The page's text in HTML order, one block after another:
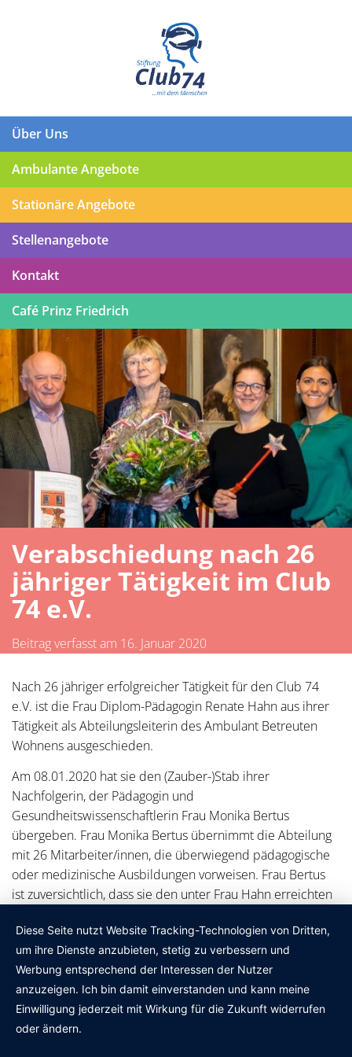
Über Uns
Ambulante Angebote
Stationäre Angebote
Stellenangebote
Kontakt
Café Prinz Friedrich
Verabschiedung nach 26
jähriger Tätigkeit im Club
74 e.V.
Beitrag verfasst am 16. Januar 2020
Nach 26 jähriger erfolgreicher Tätigkeit für den Club 74
e.V. ist die Frau Diplom-Pädagogin Renate Hahn aus ihrer
Tätigkeit als Abteilungsleiterin des Ambulant Betreuten
Wohnens ausgeschieden.
Am 08.01.2020 hat sie den (Zauber-)Stab ihrer
Nachfolgerin, der Pädagogin und
Gesundheitswissenschaftlerin Frau Monika Bertus
übergeben. Frau Monika Bertus übernimmt die Abteilung
mit 26 Mitarbeiter/innen, die überwiegend pädagogische
oder medizinische Ausbildungen vorweisen. Frau Bertus
ist zuversichtlich, dass sie den unter Frau Hahn erreichten
kann.
Der Vorstand, Frau Carrozzo und Herr Fuhrmann,
verabschiedeten Frau Hahn mit den besten Wünschen für
einen guten Ruhestand und wünschen Frau Bertus viel
Erfolg für Ihre neuen Aufgaben.
Diese Seite nutzt Website Tracking-Technologien von Dritten,
um ihre Dienste anzubieten, stetig zu verbessern und
Werbung entsprechend der Interessen der Nutzer
anzuzeigen. Ich bin damit einverstanden und kann meine
Einwilligung jederzeit mit Wirkung für die Zukunft widerrufen
oder ändern.